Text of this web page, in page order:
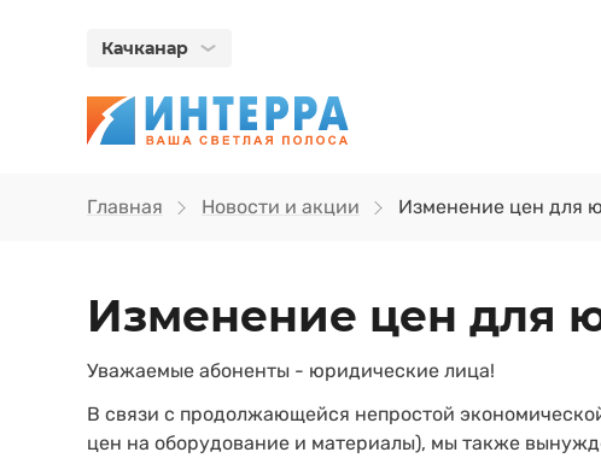
Качканар
Главная Новости и акции Изменение цен для
Изменение цен для
Уважаемые абоненты - юридические лица!
В связи с продолжающейся непростой
цен на оборудование и материалы), мы также